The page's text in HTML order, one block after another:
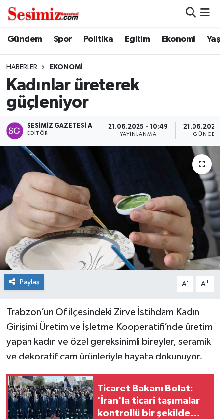
Gündem Spor Politika Eğitim Ekonomi
HABERLER EKONOMI
Kadınlar üreterek
güçleniyor
SESIMIZ GAZETESI A
EDITÖR
21.06.2025 - 10:49
YAYINLANMA
Paylaş A- A+
Trabzon’un Of ilçesindeki Zirve İstihdam Kadın
Girişimi Üretim ve İşletme Kooperatifi’nde üretim
yapan kadın ve özel gereksinimli bireyler, seramik
ve dekoratif cam ürünleriyle hayata dokunuyor.
Ticaret Bakanı Bolat:
'İran'la ticari taşımalar
kontrollü bir şekilde
Dünya
Ekonomi
Genel
Gündem
Magazin
Politika
Sağlık
Spor
Tokat Haberleri
Yaşam
Nöbetçi Eczaneler
Namaz Vakitleri
Trafik Durumu
Süper Lig Puan Durumu ve Fikstür
Tüm Manşetler
Son Dakika Haberleri
Haber Arşivi